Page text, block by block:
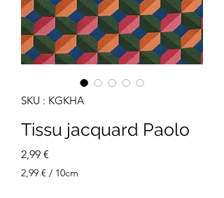
SKU : KGKHA
Tissu jacquard Paolo
2,99 €
2,99 € / 10cm